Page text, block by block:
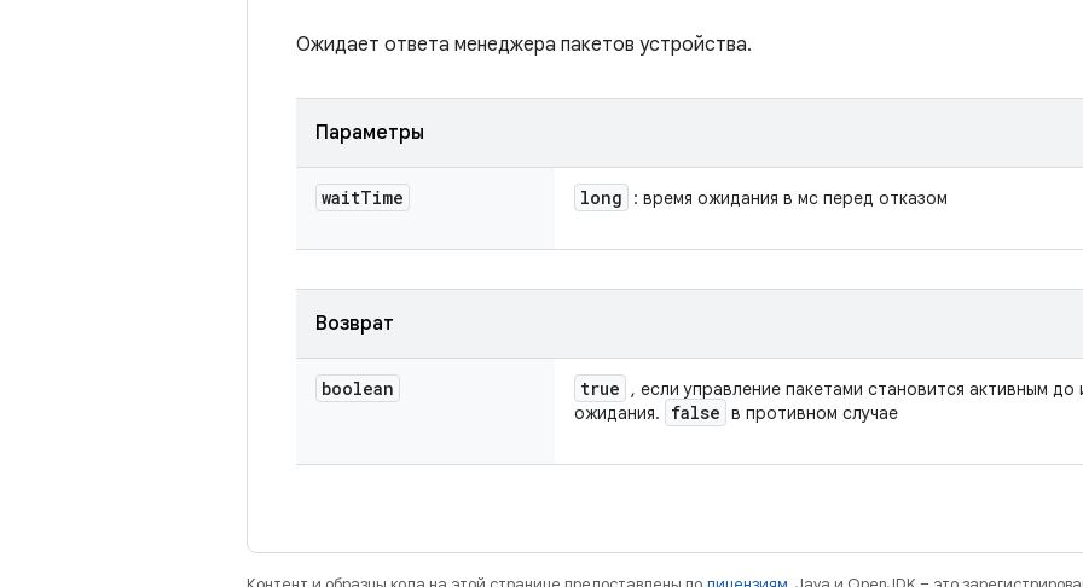
Ожидает ответа менеджера пакетов устройства.
Параметры
waitTime long : время ожидания в мс перед отказом
Возврат
boolean true
, если управление пакетами становится активным до
ожидания.
false в противном случае